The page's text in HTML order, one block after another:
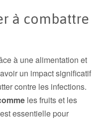
à combattre
à une alimentation et
un impact significatif
contre les infections.
les fruits et les
essentielle pour